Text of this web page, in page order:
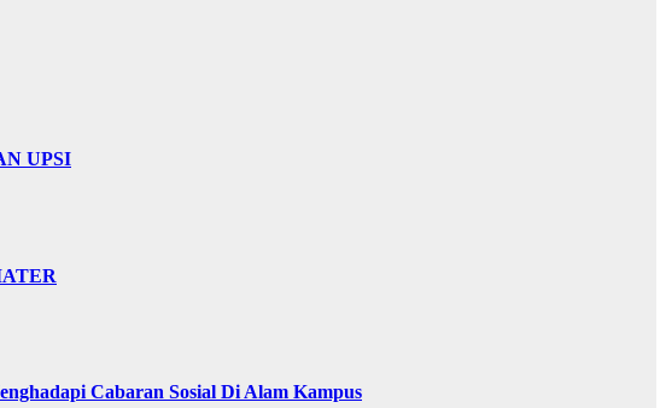
UPSI
Cabaran Sosial Di Alam Kampus